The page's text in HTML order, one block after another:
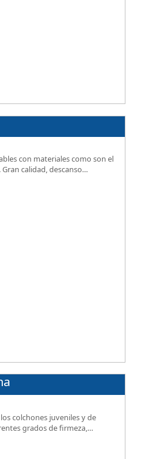
con materiales como son el
calidad, descanso
colchones juveniles y de
grados de firmeza,